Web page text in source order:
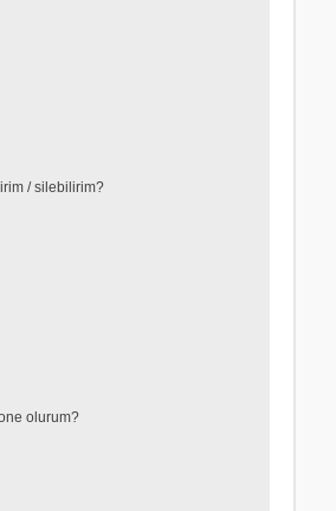
/ silebilirim?
olurum?